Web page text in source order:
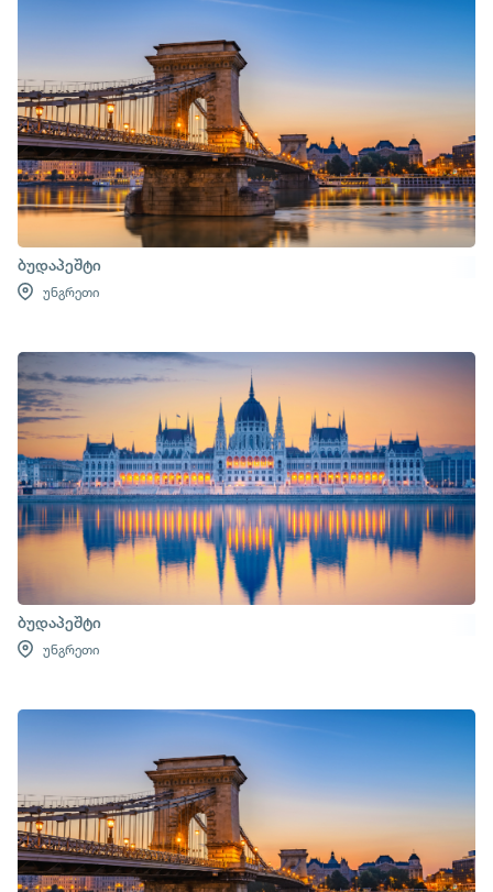
ბუდაპეშტი
უნგრეთი
ბუდაპეშტი
უნგრეთი